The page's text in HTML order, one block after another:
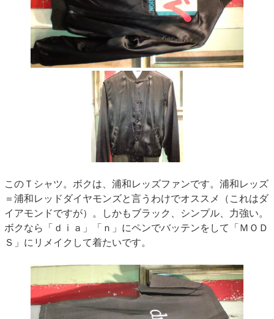
このＴシャツ。ボクは、浦和レッズファンです。浦和レッズ
＝浦和レッドダイヤモンズと言うわけでオススメ（これはダ
イアモンドですが）。しかもブラック、シンプル、力強い。
ボクなら「ｄｉａ」「ｎ」にペンでバッテンをして「ＭＯＤ
Ｓ」にリメイクして着たいです。